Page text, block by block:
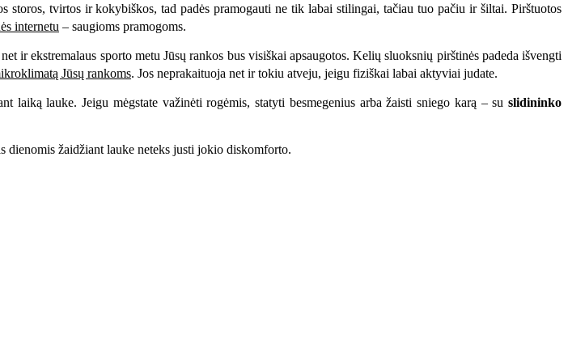
storos, tvirtos ir kokybiškos, tad padės pramogauti ne tik labai stilingai, tačiau tuo pačiu ir šiltai. Pirštuotos
internetu – saugioms pramogoms.
ir ekstremalaus sporto metu Jūsų rankos bus visiškai apsaugotos. Kelių sluoksnių pirštinės padeda išvengti
Jūsų rankoms. Jos neprakaituoja net ir tokiu atveju, jeigu fiziškai labai aktyviai judate.
lauke. Jeigu mėgstate važinėti rogėmis, statyti besmegenius arba žaisti sniego karą – su slidininko
dienomis žaidžiant lauke neteks justi jokio diskomforto.